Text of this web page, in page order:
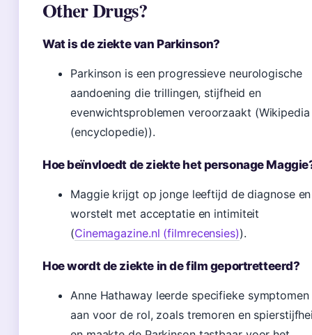
Other Drugs?
Wat is de ziekte van Parkinson?
Parkinson is een progressieve neurologische
aandoening die trillingen, stijfheid en
evenwichtsproblemen veroorzaakt (Wikipedia
(encyclopedie)).
Hoe beïnvloedt de ziekte het personage
Maggie krijgt op jonge leeftijd de diagnose en
worstelt met acceptatie en intimiteit
(Cinemagazine.nl (filmrecensies)).
Hoe wordt de ziekte in de film geportretteerd?
Anne Hathaway leerde specifieke symptomen
aan voor de rol, zoals tremoren en